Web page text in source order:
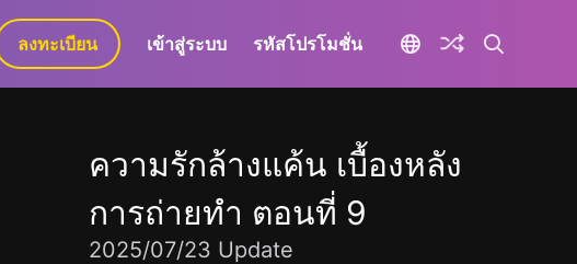
GaLa+
ลงทะเบียน เข้าสู่ระบบ รหัสโปรโมชั่น
ความรักล้างแค้น เบื้องหลัง
การถ่ายทำ ตอนที่ 9
2025/07/23 Update